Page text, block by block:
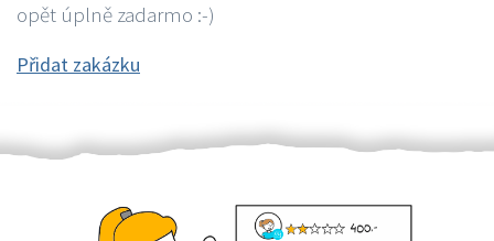
opět úplně zadarmo :-)
Přidat zakázku